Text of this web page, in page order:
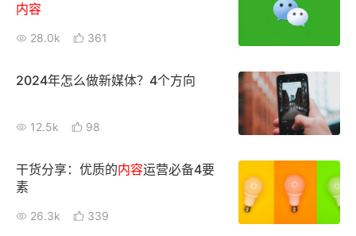
内容
28.0k 361
2024年怎么做新媒体？4个方向
12.5k 98
干货分享：优质的内容运营必备4要
素
26.3k 339